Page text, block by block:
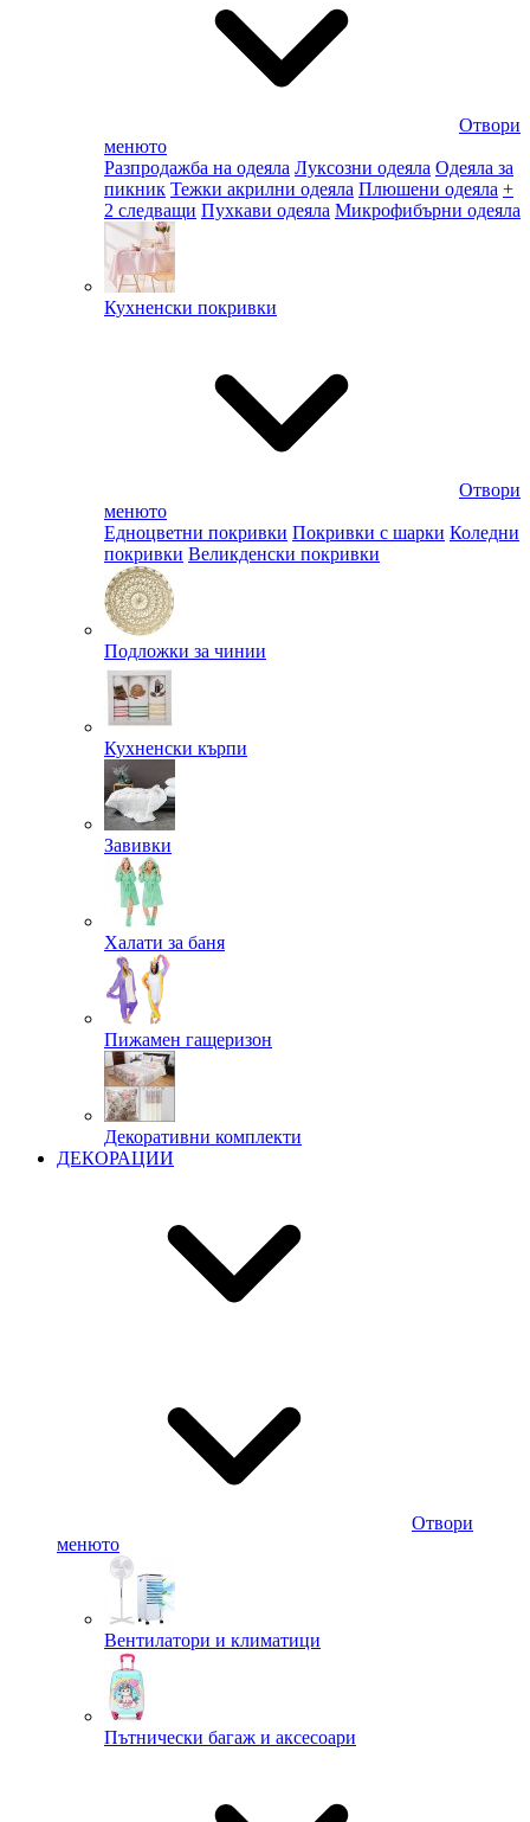
Отвори
менюто
Разпродажба на одеяла Луксозни одеяла Одеяла за
пикник Тежки акрилни одеяла Плюшени одеяла +
2 следващи Пухкави одеяла Микрофибърни одеяла
Кухненски покривки
Отвори
менюто
Едноцветни покривки Покривки с шарки Коледни
покривки Великденски покривки
Подложки за чинии
Кухненски кърпи
Завивки
Халати за баня
Пижамен гащеризон
Декоративни комплекти
ДЕКОРАЦИИ
Отвори
менюто
Вентилатори и климатици
Пътнически багаж и аксесоари